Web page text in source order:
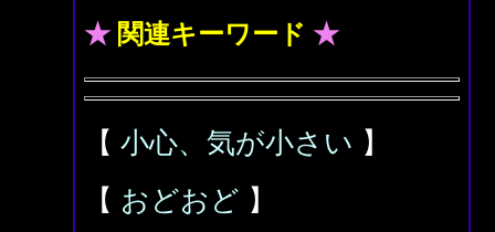
★ 関連キーワード ★
【 小心、気が小さい 】
【 おどおど 】